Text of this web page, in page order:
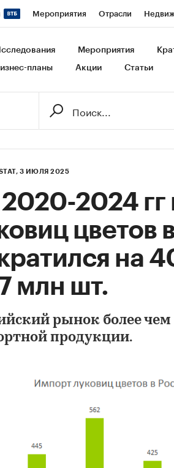
Мероприятия Отрасли
Франшизы Газета
Мероприятия
планы Акции Статьи
3 ИЮЛЯ 2025
2024 гг
цветов
на
млн шт.
рынок более чем
продукции.